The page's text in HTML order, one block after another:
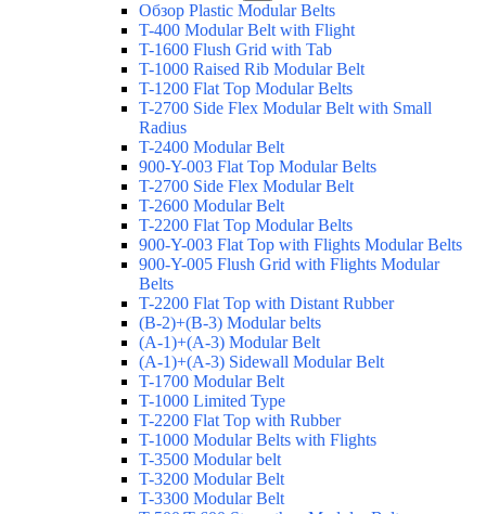
Обзор Plastic Modular Belts
T-400 Modular Belt with Flight
T-1600 Flush Grid with Tab
T-1000 Raised Rib Modular Belt
T-1200 Flat Top Modular Belts
T-2700 Side Flex Modular Belt with Small
Radius
T-2400 Modular Belt
900-Y-003 Flat Top Modular Belts
T-2700 Side Flex Modular Belt
T-2600 Modular Belt
T-2200 Flat Top Modular Belts
900-Y-003 Flat Top with Flights Modular Belts
900-Y-005 Flush Grid with Flights Modular
Belts
T-2200 Flat Top with Distant Rubber
(B-2)+(B-3) Modular belts
(A-1)+(A-3) Modular Belt
(A-1)+(A-3) Sidewall Modular Belt
T-1700 Modular Belt
T-1000 Limited Type
T-2200 Flat Top with Rubber
T-1000 Modular Belts with Flights
T-3500 Modular belt
T-3200 Modular Belt
T-3300 Modular Belt